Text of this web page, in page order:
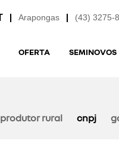
(43) 3275-
Arapongas
OFERTA SEMINOVOS
produtor rural cnpj